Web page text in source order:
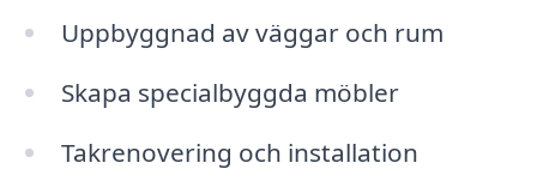
Uppbyggnad av väggar och rum
Skapa specialbyggda möbler
Takrenovering och installation